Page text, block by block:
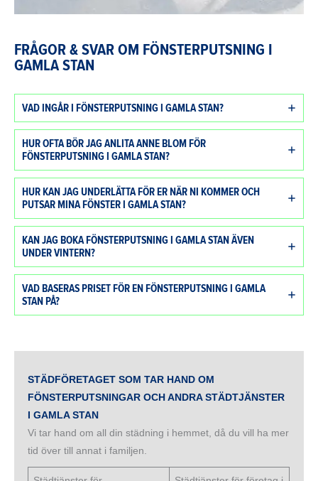
FRÅGOR & SVAR OM FÖNSTERPUTSNING I
GAMLA STAN
VAD INGÅR I FÖNSTERPUTSNING I GAMLA STAN?
HUR OFTA BÖR JAG ANLITA ANNE BLOM FÖR
FÖNSTERPUTSNING I GAMLA STAN?
HUR KAN JAG UNDERLÄTTA FÖR ER NÄR NI KOMMER OCH
PUTSAR MINA FÖNSTER I GAMLA STAN?
KAN JAG BOKA FÖNSTERPUTSNING I GAMLA STAN ÄVEN
UNDER VINTERN?
VAD BASERAS PRISET FÖR EN FÖNSTERPUTSNING I GAMLA
STAN PÅ?
STÄDFÖRETAGET SOM TAR HAND OM
FÖNSTERPUTSNINGAR OCH ANDRA STÄDTJÄNSTER
I GAMLA STAN
Vi tar hand om all din städning i hemmet, då du vill ha mer
tid över till annat i familjen.